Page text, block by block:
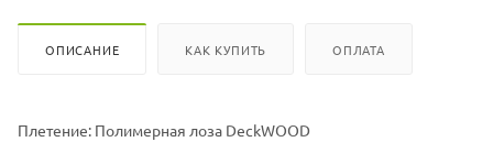
ОПИСАНИЕ КАК КУПИТЬ ОПЛАТА
Плетение: Полимерная лоза DeckWOOD